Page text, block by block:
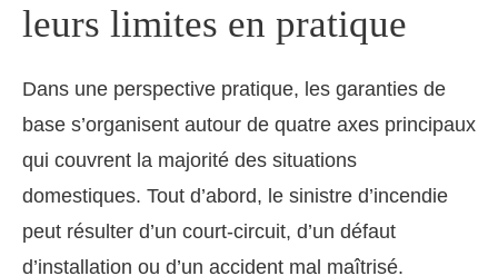
leurs limites en pratique
Dans une perspective pratique, les garanties de
base s’organisent autour de quatre axes principaux
qui couvrent la majorité des situations
domestiques. Tout d’abord, le sinistre d’incendie
peut résulter d’un court-circuit, d’un défaut
d’installation ou d’un accident mal maîtrisé.